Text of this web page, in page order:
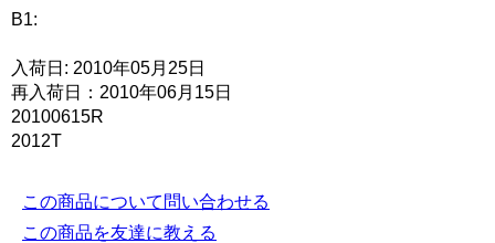
B1:
入荷日: 2010年05月25日
再入荷日：2010年06月15日
20100615R
2012T
この商品について問い合わせる
この商品を友達に教える